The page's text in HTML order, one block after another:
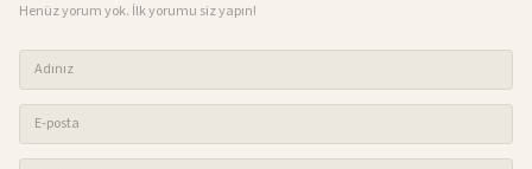
Henüz yorum yok. İlk yorumu siz yapın!